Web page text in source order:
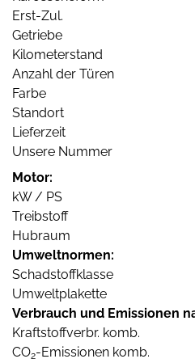
Erst-Zul.
Getriebe
Kilometerstand
Anzahl der Türen
Farbe
Standort
Lieferzeit
Unsere Nummer
Motor:
kW / PS
Treibstoff
Hubraum
Umweltnormen:
Schadstoffklasse
Umweltplakette
Verbrauch und Emissionen
Kraftstoffverbr. komb.
CO2-Emissionen komb.